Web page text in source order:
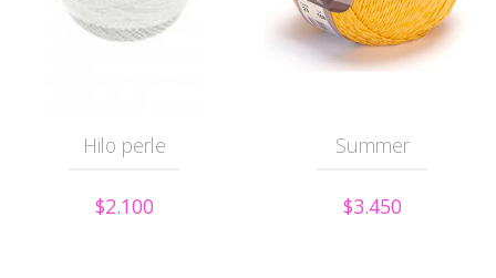
Hilo perle
$2.100
Summer
$3.450